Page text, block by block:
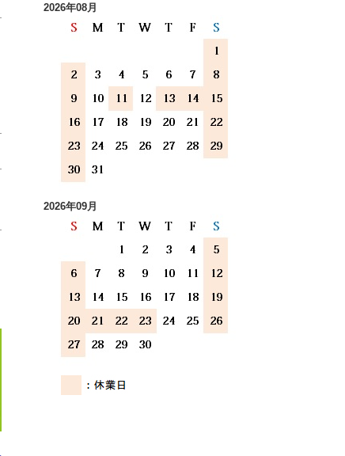
2026年08月
2026年09月